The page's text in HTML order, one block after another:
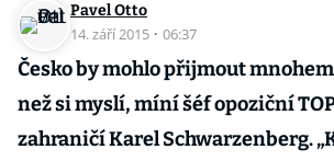
Pavel Otto
14. září 2015 · 06:37
Česko by mohlo přijmout
než si myslí, míní šéf opoziční
zahraničí Karel Schwarzenberg.